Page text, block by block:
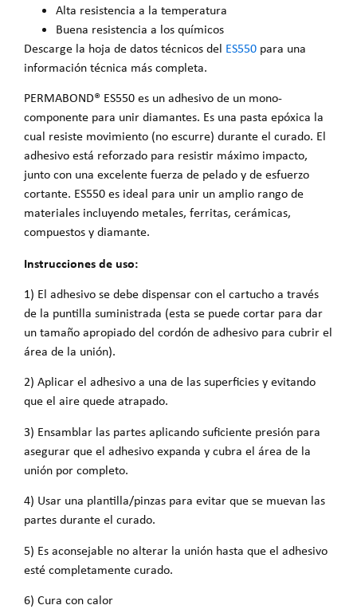
Alta resistencia a la temperatura
Buena resistencia a los químicos
Descarge la hoja de datos técnicos del ES550 para una
información técnica más completa.
PERMABOND® ES550 es un adhesivo de un mono-
componente para unir diamantes. Es una pasta epóxica la
cual resiste movimiento (no escurre) durante el curado. El
adhesivo está reforzado para resistir máximo impacto,
junto con una excelente fuerza de pelado y de esfuerzo
cortante. ES550 es ideal para unir un amplio rango de
materiales incluyendo metales, ferritas, cerámicas,
compuestos y diamante.
Instrucciones de uso:
1) El adhesivo se debe dispensar con el cartucho a través
de la puntilla suministrada (esta se puede cortar para dar
un tamaño apropiado del cordón de adhesivo para cubrir el
área de la unión).
2) Aplicar el adhesivo a una de las superficies y evitando
que el aire quede atrapado.
3) Ensamblar las partes aplicando suficiente presión para
asegurar que el adhesivo expanda y cubra el área de la
unión por completo.
4) Usar una plantilla/pinzas para evitar que se muevan las
partes durante el curado.
5) Es aconsejable no alterar la unión hasta que el adhesivo
esté completamente curado.
6) Cura con calor